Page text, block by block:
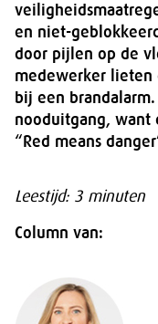
en niet-
door pijlen op de
medewerker lieten
bij een
nooduitgang, want
“Red means
Leestijd: 3 minuten
Column van: